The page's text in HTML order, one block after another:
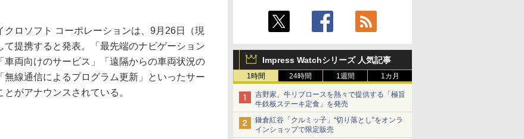
Impress Watchシリーズ 人気記事
1時間 24時間 1週間 1カ月
吉野家、牛リブロースを熱々で提供する「極旨
牛鉄板ステーキ定食」を発売
鎌倉紅谷「クルミッ子」“切り落とし”をオンラ
インショップで限定販売
ロソフト コーポレーションは、9月26日（現
提携すると発表。「最先端のナビゲーション
車両向けのサービス」「遠隔からの車両状況の
線通信によるプログラム更新」といったサー
がアナウンスされている。